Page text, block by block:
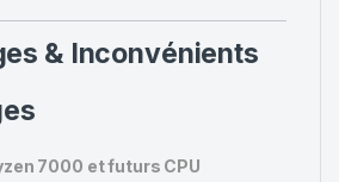
& Inconvénients
7000 et futurs CPU